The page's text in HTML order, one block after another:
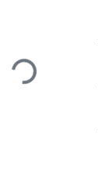
Įkeliama...